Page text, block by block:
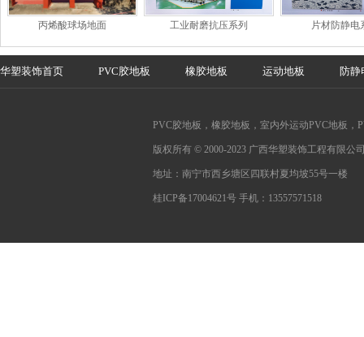
丙烯酸球场地面 工业耐磨抗压系列 片材防静电
华塑装饰首页 PVC胶地板 橡胶地板 运动地板 防静
PVC胶地板，橡胶地板，室内外运动PVC地板
版权所有 © 2000-2023 广西华塑装饰工程有限公
地址：南宁市西乡塘区四联村夏均坡55号一楼
桂ICP备17004621号 手机：13557571518